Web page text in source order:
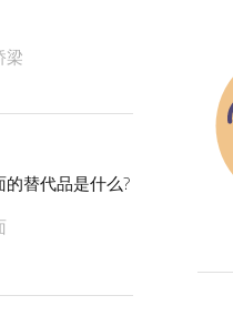
梁
的替代品是什么?